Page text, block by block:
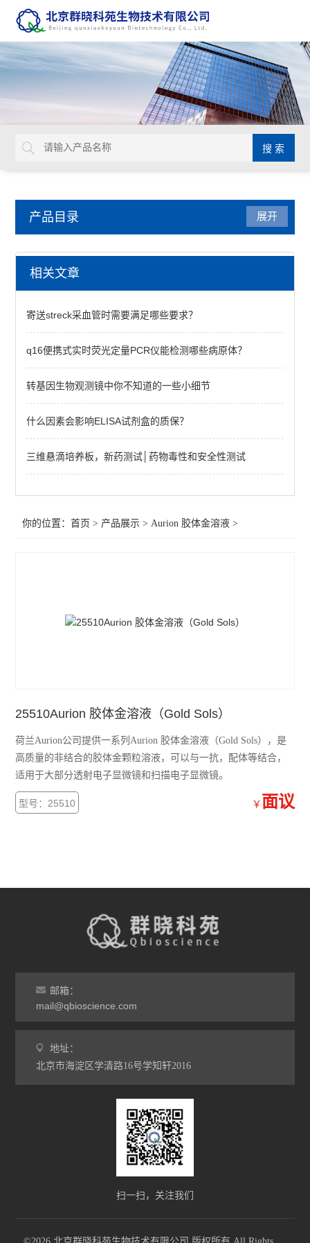
产品目录
Aurion 胶体金溶液
查看全部 >>
展开
相关文章
寄送streck采血管时需要满足哪些要求？
q16便携式实时荧光定量PCR仪能检测哪些病原体？
转基因生物观测镜中你不知道的一些小细节
什么因素会影响ELISA试剂盒的质保？
三维悬滴培养板，新药测试│药物毒性和安全性测试
你的位置：首页 > 产品展示 >Aurion 胶体金溶液 >
25510Aurion 胶体金溶液（Gold Sols）
荷兰Aurion公司提供一系列Aurion 胶体金溶液（Gold Sols），是
高质量的非结合的胶体金颗粒溶液，可以与一抗，配体等结合，
适用于大部分透射电子显微镜和扫描电子显微镜。
型号：25510 ￥ 面议
邮箱：
mail@qbioscience.com
地址：
北京市海淀区学清路16号学知轩2016
扫一扫，关注我们